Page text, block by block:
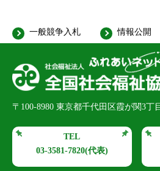
一般競争入札 情報公開
〒100-8980 東京都千代田区霞が関3丁
TEL
03-3581-7820(代表)